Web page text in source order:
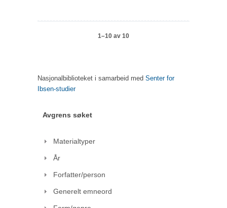
1–10 av 10
Nasjonalbiblioteket i samarbeid med Senter for
Ibsen-studier
Avgrens søket
Materialtyper
År
Forfatter/person
Generelt emneord